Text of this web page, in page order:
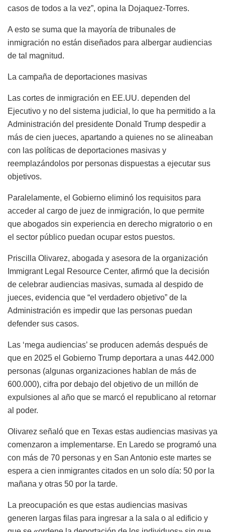
casos de todos a la vez”, opina la Dojaquez-Torres.
A esto se suma que la mayoría de tribunales de
inmigración no están diseñados para albergar audiencias
de tal magnitud.
La campaña de deportaciones masivas
Las cortes de inmigración en EE.UU. dependen del
Ejecutivo y no del sistema judicial, lo que ha permitido a la
Administración del presidente Donald Trump despedir a
más de cien jueces, apartando a quienes no se alineaban
con las políticas de deportaciones masivas y
reemplazándolos por personas dispuestas a ejecutar sus
objetivos.
Paralelamente, el Gobierno eliminó los requisitos para
acceder al cargo de juez de inmigración, lo que permite
que abogados sin experiencia en derecho migratorio o en
el sector público puedan ocupar estos puestos.
Priscilla Olivarez, abogada y asesora de la organización
Immigrant Legal Resource Center, afirmó que la decisión
de celebrar audiencias masivas, sumada al despido de
jueces, evidencia que “el verdadero objetivo” de la
Administración es impedir que las personas puedan
defender sus casos.
Las ‘mega audiencias’ se producen además después de
que en 2025 el Gobierno Trump deportara a unas 442.000
personas (algunas organizaciones hablan de más de
600.000), cifra por debajo del objetivo de un millón de
expulsiones al año que se marcó el republicano al retornar
al poder.
Olivarez señaló que en Texas estas audiencias masivas ya
comenzaron a implementarse. En Laredo se programó una
con más de 70 personas y en San Antonio este martes se
espera a cien inmigrantes citados en un solo día: 50 por la
mañana y otras 50 por la tarde.
La preocupación es que estas audiencias masivas
generen largas filas para ingresar a la sala o al edificio y